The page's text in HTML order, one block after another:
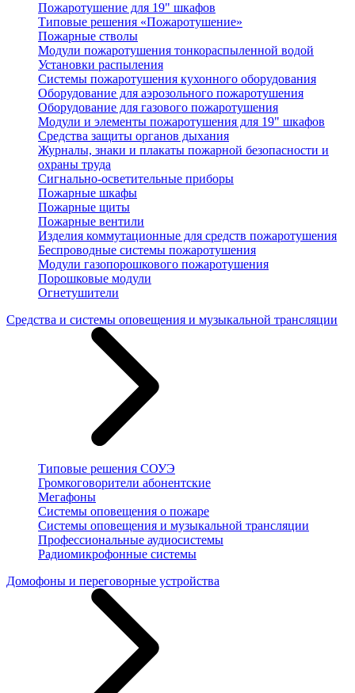
Пожаротушение для 19" шкафов
Типовые решения «Пожаротушение»
Пожарные стволы
Модули пожаротушения тонкораспыленной водой
Установки распыления
Системы пожаротушения кухонного оборудования
Оборудование для аэрозольного пожаротушения
Оборудование для газового пожаротушения
Модули и элементы пожаротушения для 19" шкафов
Средства защиты органов дыхания
Журналы, знаки и плакаты пожарной безопасности и
охраны труда
Сигнально-осветительные приборы
Пожарные шкафы
Пожарные щиты
Пожарные вентили
Изделия коммутационные для средств пожаротушения
Беспроводные системы пожаротушения
Модули газопорошкового пожаротушения
Порошковые модули
Огнетушители
Средства и системы оповещения и музыкальной трансляции
Типовые решения СОУЭ
Громкоговорители абонентские
Мегафоны
Системы оповещения о пожаре
Системы оповещения и музыкальной трансляции
Профессиональные аудиосистемы
Радиомикрофонные системы
Домофоны и переговорные устройства